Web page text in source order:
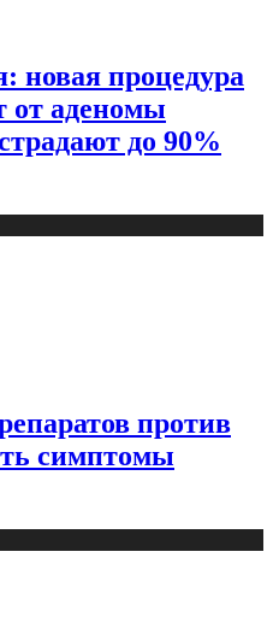
новая процедура
от аденомы
до 90%
против
симптомы